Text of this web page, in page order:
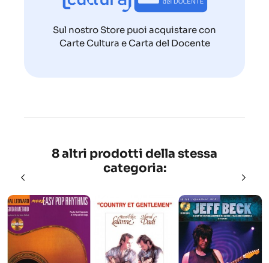
Sul nostro Store puoi acquistare con
Carte Cultura e Carta del Docente
8 altri prodotti della stessa
categoria: